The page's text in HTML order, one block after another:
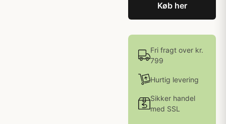
Køb her
Fri fragt over kr.
799
Hurtig levering
Sikker handel
med SSL